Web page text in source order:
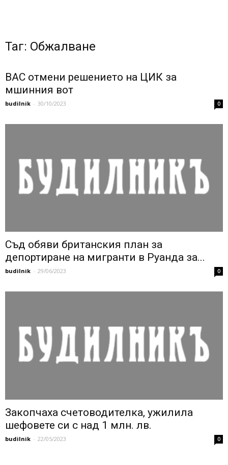
Таг: Обжалване
ВАС отмени решението на ЦИК за
мшинния вот
budilnik - 30/10/2023 0
Съд обяви британския план за
депортиране на мигранти в Руанда за...
budilnik - 29/06/2023 0
Закопчаха счетоводителка, ужилила
шефовете си с над 1 млн. лв.
budilnik - 22/05/2023 0